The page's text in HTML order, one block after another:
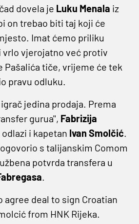
dovela je Luku Menala iz
on trebao biti taj koji će
Imat ćemo priliku
vrlo vjerojatno već protiv
Pašalića tiče, vrijeme će tek
pravu odluku.
jedina prodaja. Prema
gurua'', Fabrizija
odlazi i kapetan Ivan Smolčić
s talijanskim Comom
potvrda transfera u
agree deal to sign Croatian
from HNK Rijeka.